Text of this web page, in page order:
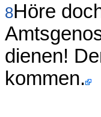
8Höre
dienen!
kommen.